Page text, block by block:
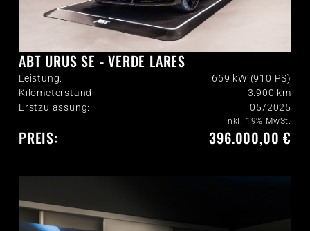
ABT URUS SE - VERDE LARES
Leistung:
669 kW (910 PS)
Kilometerstand:
3.900 km
Erstzulassung:
05/2025
PREIS:
inkl. 19% MwSt.
396.000,00 €